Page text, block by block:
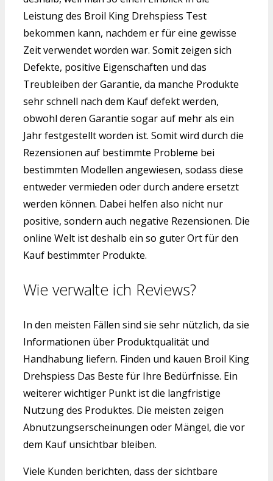
Leistung des Broil King Drehspiess Test
bekommen kann, nachdem er für eine gewisse
Zeit verwendet worden war. Somit zeigen sich
Defekte, positive Eigenschaften und das
Treubleiben der Garantie, da manche Produkte
sehr schnell nach dem Kauf defekt werden,
obwohl deren Garantie sogar auf mehr als ein
Jahr festgestellt worden ist. Somit wird durch die
Rezensionen auf bestimmte Probleme bei
bestimmten Modellen angewiesen, sodass diese
entweder vermieden oder durch andere ersetzt
werden können. Dabei helfen also nicht nur
positive, sondern auch negative Rezensionen. Die
online Welt ist deshalb ein so guter Ort für den
Kauf bestimmter Produkte.
Wie verwalte ich Reviews?
In den meisten Fällen sind sie sehr nützlich, da sie
Informationen über Produktqualität und
Handhabung liefern. Finden und kauen Broil King
Drehspiess Das Beste für Ihre Bedürfnisse. Ein
weiterer wichtiger Punkt ist die langfristige
Nutzung des Produktes. Die meisten zeigen
Abnutzungserscheinungen oder Mängel, die vor
dem Kauf unsichtbar bleiben.
Viele Kunden berichten, dass der sichtbare